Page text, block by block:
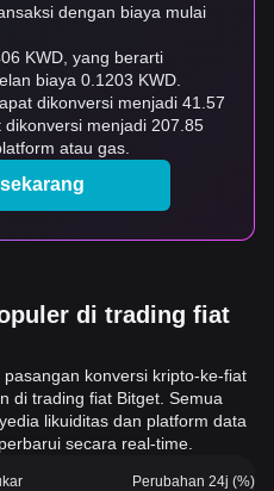
dengan biaya mulai
KWD, yang berarti
biaya 0.1203 KWD.
atau gas.
di trading fiat
konversi kripto-ke-fiat
di trading fiat Bitget. Semua
likuiditas dan platform data
secara real-time.
Perubahan 24j (%)